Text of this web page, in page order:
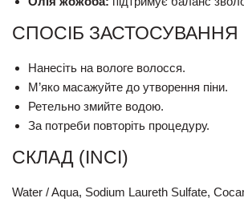
СПОСІБ ЗАСТОСУВАННЯ
Нанесіть на вологе волосся.
М’яко масажуйте до утворення піни.
Ретельно змийте водою.
За потреби повторіть процедуру.
СКЛАД (INCI)
Water / Aqua, Sodium Laureth Sulfate,